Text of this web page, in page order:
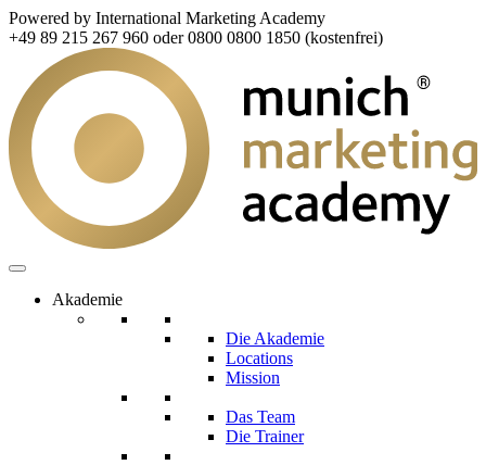
Powered by International Marketing Academy
+49 89 215 267 960 oder 0800 0800 1850 (kostenfrei)
Akademie
Die Akademie
Locations
Mission
Das Team
Die Trainer